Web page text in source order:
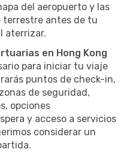
del aeropuerto y las
antes de tu
aterrizar.
en Hong Kong
para iniciar tu viaje
puntos de check-in,
de seguridad,
opciones
y acceso a servicios
considerar un